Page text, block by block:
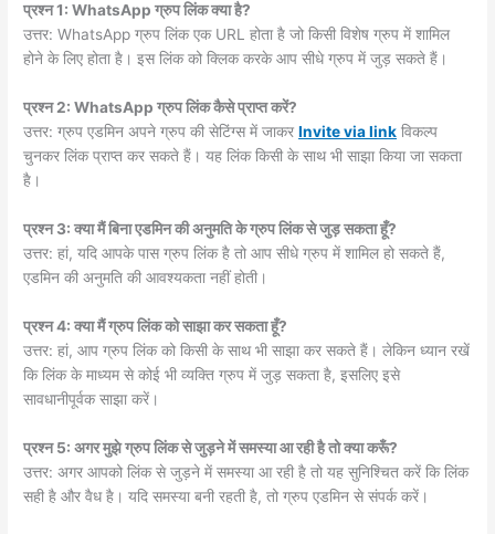
प्रश्न 1: WhatsApp ग्रुप लिंक क्या है?
उत्तर: WhatsApp ग्रुप लिंक एक URL होता है जो किसी विशेष ग्रुप में शामिल
होने के लिए होता है। इस लिंक को क्लिक करके आप सीधे ग्रुप में जुड़ सकते हैं।
प्रश्न 2: WhatsApp ग्रुप लिंक कैसे प्राप्त करें?
उत्तर: ग्रुप एडमिन अपने ग्रुप की सेटिंग्स में जाकरInvite via link विकल्प
चुनकर लिंक प्राप्त कर सकते हैं। यह लिंक किसी के साथ भी साझा किया जा सकता
है।
प्रश्न 3: क्या मैं बिना एडमिन की अनुमति के ग्रुप लिंक से जुड़ सकता हूँ?
उत्तर: हां, यदि आपके पास ग्रुप लिंक है तो आप सीधे ग्रुप में शामिल हो सकते हैं,
एडमिन की अनुमति की आवश्यकता नहीं होती।
प्रश्न 4: क्या मैं ग्रुप लिंक को साझा कर सकता हूँ?
उत्तर: हां, आप ग्रुप लिंक को किसी के साथ भी साझा कर सकते हैं। लेकिन ध्यान रखें
कि लिंक के माध्यम से कोई भी व्यक्ति ग्रुप में जुड़ सकता है, इसलिए इसे
सावधानीपूर्वक साझा करें।
प्रश्न 5: अगर मुझे ग्रुप लिंक से जुड़ने में समस्या आ रही है तो क्या करूँ?
उत्तर: अगर आपको लिंक से जुड़ने में समस्या आ रही है तो यह सुनिश्चित करें कि लिंक
सही है और वैध है। यदि समस्या बनी रहती है, तो ग्रुप एडमिन से संपर्क करें।